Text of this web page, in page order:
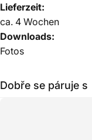
Lieferzeit:
ca. 4 Wochen
Downloads:
Fotos
Dobře se páruje s